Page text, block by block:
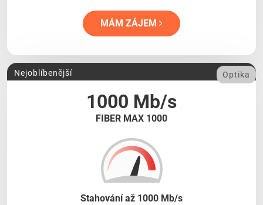
MÁM ZÁJEM
1000 Mb/s
FIBER MAX 1000
Nejoblíbenější Optika
Stahování až 1000 Mb/s